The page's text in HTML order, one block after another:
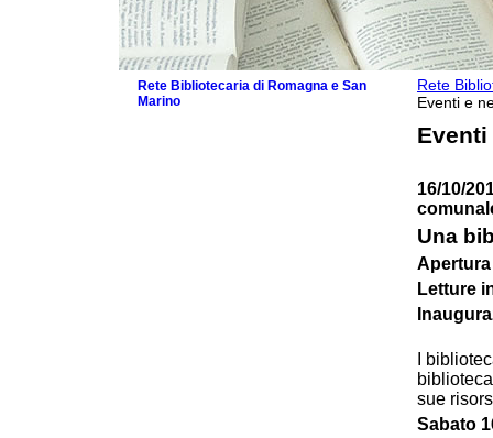
Rete
Eventi e
Eventi
16/10/
Una
Letture
I
sue
Sabato
Rete Bibliotecaria di Romagna e San
Marino